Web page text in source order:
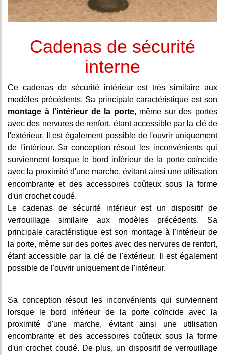
Cadenas de sécurité
interne
Ce cadenas de sécurité intérieur est très similaire aux
modèles précédents. Sa principale caractéristique est son
montage à l'intérieur de la porte, même sur des portes
avec des nervures de renfort, étant accessible par la clé de
l'extérieur. Il est également possible de l'ouvrir uniquement
de l'intérieur. Sa conception résout les inconvénients qui
surviennent lorsque le bord inférieur de la porte coïncide
avec la proximité d'une marche, évitant ainsi une utilisation
encombrante et des accessoires coûteux sous la forme
d'un crochet coudé.
Le cadenas de sécurité intérieur est un dispositif de
verrouillage similaire aux modèles précédents. Sa
principale caractéristique est son montage à l'intérieur de
la porte, même sur des portes avec des nervures de renfort,
étant accessible par la clé de l'extérieur. Il est également
possible de l'ouvrir uniquement de l'intérieur.
Sa conception résout les inconvénients qui surviennent
lorsque le bord inférieur de la porte coïncide avec la
proximité d'une marche, évitant ainsi une utilisation
encombrante et des accessoires coûteux sous la forme
d'un crochet coudé. De plus, un dispositif de verrouillage